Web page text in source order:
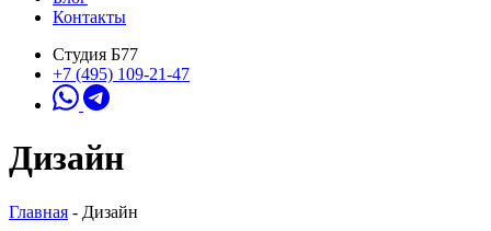
Контакты
Студия Б77
+7 (495) 109-21-47
Дизайн
Главная - Дизайн